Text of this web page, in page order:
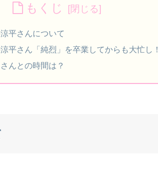
もくじ
平さんについて
平さん「純烈」を卒業してからも大忙し！
んとの時間は？